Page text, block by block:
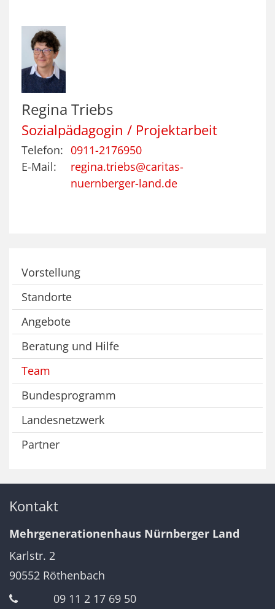
Regina Triebs
Sozialpädagogin / Projektarbeit
Telefon: 0911-2176950
E-Mail:
regina.triebs@caritas-
nuernberger-land.de
Vorstellung
Standorte
Angebote
Beratung und Hilfe
Team
Bundesprogramm
Landesnetzwerk
Partner
Kontakt
Mehrgenerationenhaus Nürnberger Land
Karlstr. 2
90552 Röthenbach
09 11 2 17 69 50